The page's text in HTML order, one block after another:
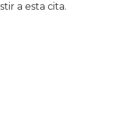
a esta cita.